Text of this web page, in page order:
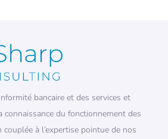
bancaire et des services et
connaissance du fonctionnement des
à l’expertise pointue de nos